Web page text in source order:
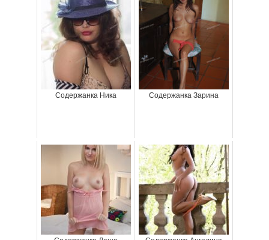
Содержанка Ника Содержанка Зарина